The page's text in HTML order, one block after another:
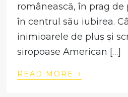
românească, în prag de
în centrul său iubirea.
inimioarele de pluș și
siropoase American […]
READ MORE ›